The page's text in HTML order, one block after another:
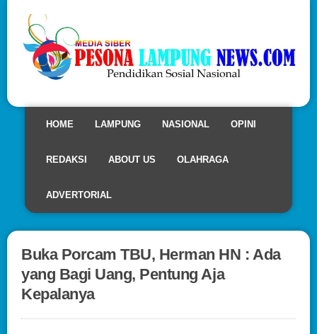
HOME LAMPUNG NASIONAL OPINI
REDAKSI ABOUT US OLAHRAGA
ADVERTORIAL
Buka Porcam TBU, Herman HN : Ada
yang Bagi Uang, Pentung Aja
Kepalanya